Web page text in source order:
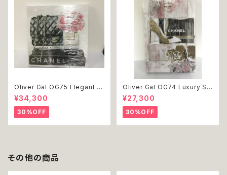
Oliver Gal OG75 Elegant E
ssentials Paris 絵 アート イ
ンテリア お祝い 贈り物 プレゼ
ント 結婚 新築 開店 周年 バー
スデイ 誕生日 ご褒美
¥34,300
30%OFF
Oliver Gal OG74 Luxury St
acked Shoes Rose Giftbo
x 絵 アート インテリア お祝い
贈り物 プレゼント 結婚 新築 開
店 周年 バースデイ 誕生日 ご褒
美
¥27,300
30%OFF
その他の商品